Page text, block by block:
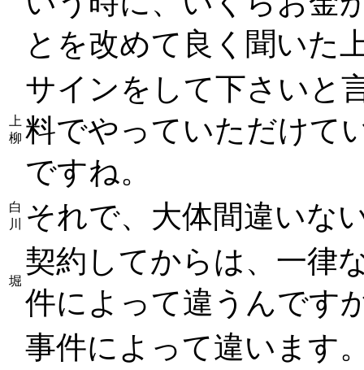
とを改めて良く聞いた
上
柳
サインをして下さいと
料でやっていただけて
ですね。
白
川
それで、大体間違いな
堀
契約してからは、一律
件によって違うんです
事件によって違います